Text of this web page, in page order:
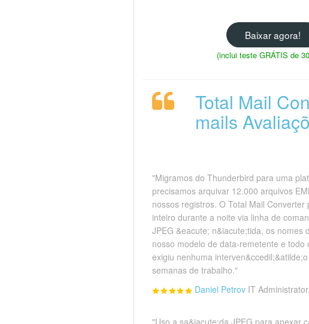
Baixar agora!
(inclui teste GRÁTIS de
Total Mail
mails
"Migramos do Thunderbird para uma
precisamos arquivar 12.000 arquivos
nossos registros. O Total Mail Converter
inteiro durante a noite via linha de
JPEG &eacute; n&iacute;tida, os nomes
nosso modelo de data-remetente e todo
exigiu nenhuma
semanas de trabalho."
Daniel Petrov IT
"Uso a sa&iacute;da JPEG para anexar